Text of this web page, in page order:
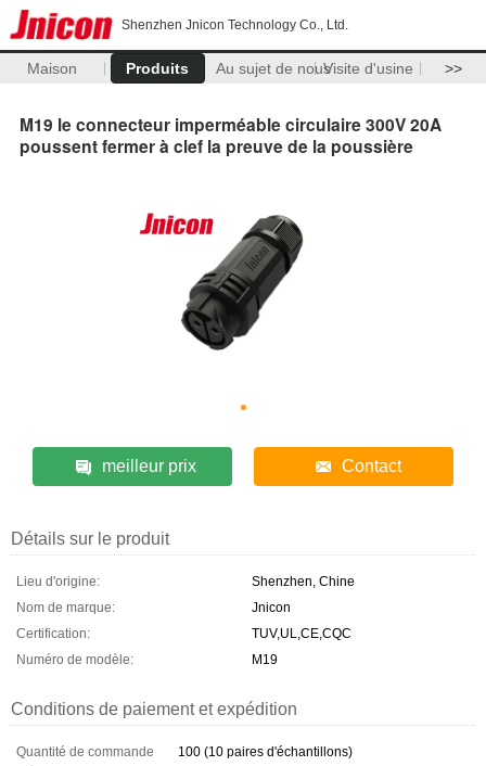
Shenzhen Jnicon Technology Co., Ltd.
Maison Produits Au sujet de nousVisite d'usine >>
M19 le connecteur imperméable circulaire 300V 20A
poussent fermer à clef la preuve de la poussière
meilleur prix Contact
Détails sur le produit
Lieu d'origine:
Shenzhen, Chine
Nom de marque:
Jnicon
Certification:
TUV,UL,CE,CQC
Numéro de modèle:
M19
Conditions de paiement et expédition
Quantité de commande
100 (10 paires d'échantillons)